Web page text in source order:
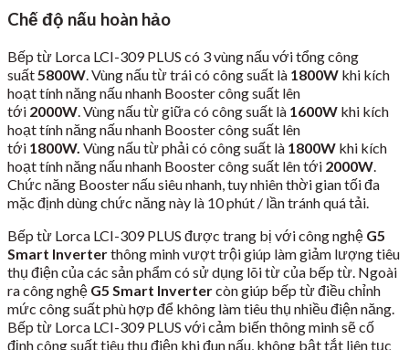
Chế độ nấu hoàn hảo
Bếp từ Lorca LCI-309 PLUS có 3 vùng nấu với tổng công
suất 5800W . Vùng nấu từ trái có công suất là 1800W khi kích
hoạt tính năng nấu nhanh Booster công suất lên
tới 2000W . Vùng nấu từ giữa có công suất là 1600W khi kích
hoạt tính năng nấu nhanh Booster công suất lên
tới 1800W. Vùng nấu từ phải có công suất là 1800W khi kích
hoạt tính năng nấu nhanh Booster công suất lên tới 2000W
Chức năng Booster nấu siêu nhanh, tuy nhiên thời gian tối đa
mặc định dùng chức năng này là 10 phút / lần tránh quá tải.
Bếp từ Lorca LCI-309 PLUS được trang bị với công nghệ G5
Smart Inverterthông minh vượt trội giúp làm giảm lượng tiêu
thụ điện của các sản phẩm có sử dụng lõi từ của bếp từ. Ngoài
ra công nghệ G5 Smart Invertercòn giúp bếp từ điều chỉnh
mức công suất phù hợp để không làm tiêu thụ nhiều điện năng.
Bếp từ Lorca LCI-309 PLUS với cảm biến thông minh sẽ cố
định công suất tiêu thụ điện khi đun nấu, không bật tắt liên tục